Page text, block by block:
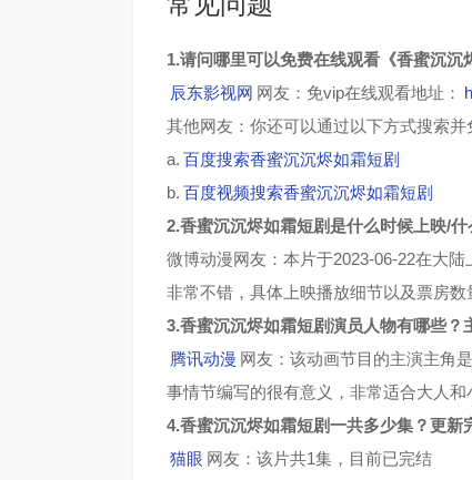
1.请问哪里可以免费在线观看《香蜜沉沉
辰东影视网 网友：免vip在线观看地址：
其他网友：你还可以通过以下方式搜索并
a. 百度搜索香蜜沉沉烬如霜短剧
b. 百度视频搜索香蜜沉沉烬如霜短剧
2.香蜜沉沉烬如霜短剧是什么时候上映/什
微博动漫网友：本片于2023-06-22在大
非常不错，具体上映播放细节以及票房数
3.香蜜沉沉烬如霜短剧演员人物有哪些？
腾讯动漫 网友：该动画节目的主演主角
事情节编写的很有意义，非常适合大人和
4.香蜜沉沉烬如霜短剧一共多少集？更新
猫眼 网友：该片共1集，目前已完结